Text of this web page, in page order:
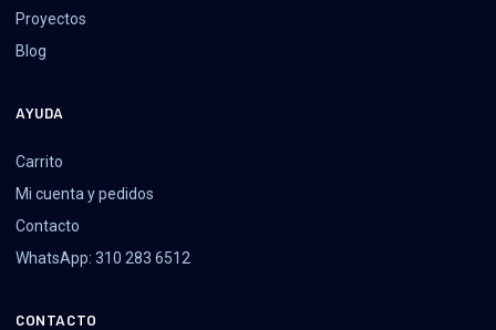
Proyectos
Blog
AYUDA
Carrito
Mi cuenta y pedidos
Contacto
WhatsApp: 310 283 6512
CONTACTO